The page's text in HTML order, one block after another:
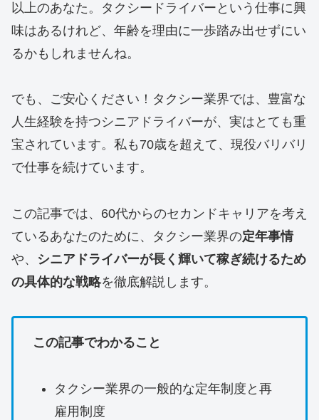
以上のあなた。タクシードライバーという仕事に興
味はあるけれど、年齢を理由に一歩踏み出せずにい
るかもしれませんね。
でも、ご安心ください！タクシー業界では、豊富な
人生経験を持つシニアドライバーが、実はとても重
宝されています。私も70歳を超えて、現役バリバリ
で仕事を続けています。
この記事では、60代からのセカンドキャリアを考え
ているあなたのために、タクシー業界の定年事情
や、 シニアドライバーが長く輝いて稼ぎ続けるため
の具体的な戦略を徹底解説します。
この記事でわかること
タクシー業界の一般的な定年制度と再
雇用制度